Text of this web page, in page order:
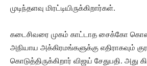
முடிந்தளவு மிரட்டியிருக்கிறார்கள்.
கடைசிவரை முகம் காட்டாத சைக்கோ
அநியாய அக்கிரமங்களுக்கு எதிராகவும்
கொடுத்திருக்கிறார் விஜய் சேதுபதி. அது